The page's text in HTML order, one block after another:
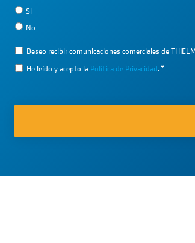
Si
No
Deseo recibir comunicaciones comerciales de
He leído y acepto la Política de Privacidad.*